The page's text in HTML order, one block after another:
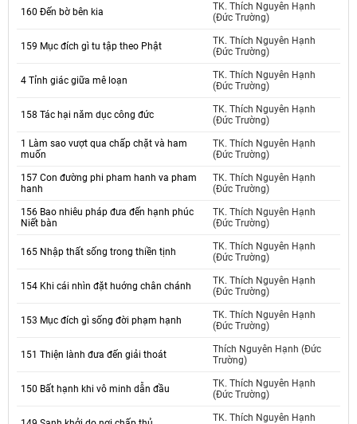
160 Đến bờ bên kia
TK. Thích Nguyên Hạnh
(Đức Trường)
159 Mục đích gì tu tập theo Phật
TK. Thích Nguyên Hạnh
(Đức Trường)
4 Tỉnh giác giữa mê loạn
TK. Thích Nguyên Hạnh
(Đức Trường)
158 Tác hại năm dục công đức
TK. Thích Nguyên Hạnh
(Đức Trường)
1 Làm sao vượt qua chấp chặt và ham
muốn
TK. Thích Nguyên Hạnh
(Đức Trường)
157 Con đường phi pham hanh va pham
hanh
TK. Thích Nguyên Hạnh
(Đức Trường)
156 Bao nhiêu pháp đưa đến hạnh phúc
Niết bàn
TK. Thích Nguyên Hạnh
(Đức Trường)
165 Nhập thất sống trong thiền tịnh
TK. Thích Nguyên Hạnh
(Đức Trường)
154 Khi cái nhìn đặt huớng chân chánh
TK. Thích Nguyên Hạnh
(Đức Trường)
153 Mục đích gì sống đời phạm hạnh
TK. Thích Nguyên Hạnh
(Đức Trường)
151 Thiện lành đưa đến giải thoát
Thích Nguyên Hạnh (Đức
Trường)
150 Bất hạnh khi vô minh dẫn đầu
TK. Thích Nguyên Hạnh
(Đức Trường)
TK. Thích Nguyên Hạnh